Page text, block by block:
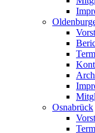
Osnabrück